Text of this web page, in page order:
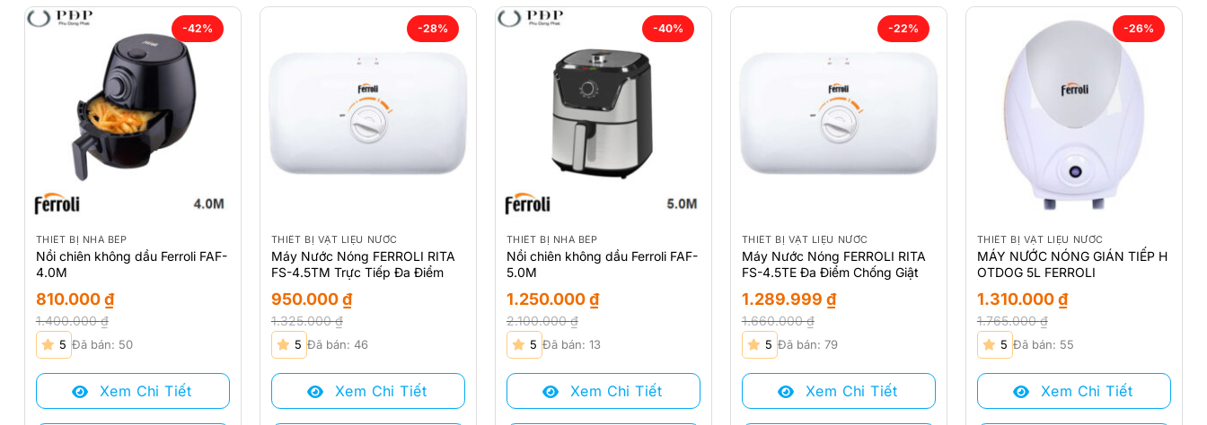
-42%
THIẾT BỊ NHÀ BẾP
Nồi chiên không dầu Ferroli FAF-
4.0M
1.400.000₫
Giá
gốc
là:
1.400.000 ₫.
810.000₫
Giá
hiện
tại
810.000 ₫.
5 Đã bán: 50
Xem Chi Tiết
-28%
THIẾT BỊ VẬT LIỆU NƯỚC
Máy Nước Nóng FERROLI RITA
FS-4.5TM Trực Tiếp Đa Điểm
1.325.000₫
Giá
gốc
là:
1.325.000 ₫.
950.000₫
Giá
hiện
tại
950.000 ₫.
5 Đã bán: 46
Xem Chi Tiết
-40%
THIẾT BỊ NHÀ BẾP
Nồi chiên không dầu Ferroli FAF-
5.0M
2.100.000₫
Giá
gốc
là:
2.100.000 ₫.
1.250.000₫
Giá
hiện
tại
1.250.000 ₫.
5 Đã bán: 13
Xem Chi Tiết
-22%
THIẾT BỊ VẬT LIỆU NƯỚC
Máy Nước Nóng FERROLI RITA
FS-4.5TE Đa Điểm Chống Giật
1.660.000₫
Giá
gốc
là:
1.660.000 ₫.
1.289.999 ₫
Giá
hiện
tại
1.289.999 ₫.
5 Đã bán: 79
Xem Chi Tiết
-26%
THIẾT BỊ VẬT LIỆU NƯỚC
MÁY NƯỚC NÓNG GIÁN TIẾP H
OTDOG 5L FERROLI
1.765.000₫
Giá
gốc
là:
1.765.000 ₫.
1.310.000₫
Giá
hiện
tại
1.310.000 ₫.
5 Đã bán: 55
Xem Chi Tiết